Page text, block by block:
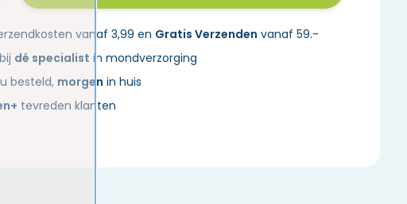
vanaf 3,99 en Gratis Verzenden vanaf 59.-
dé specialist in mondverzorging
besteld, morgen in huis
tevreden klanten